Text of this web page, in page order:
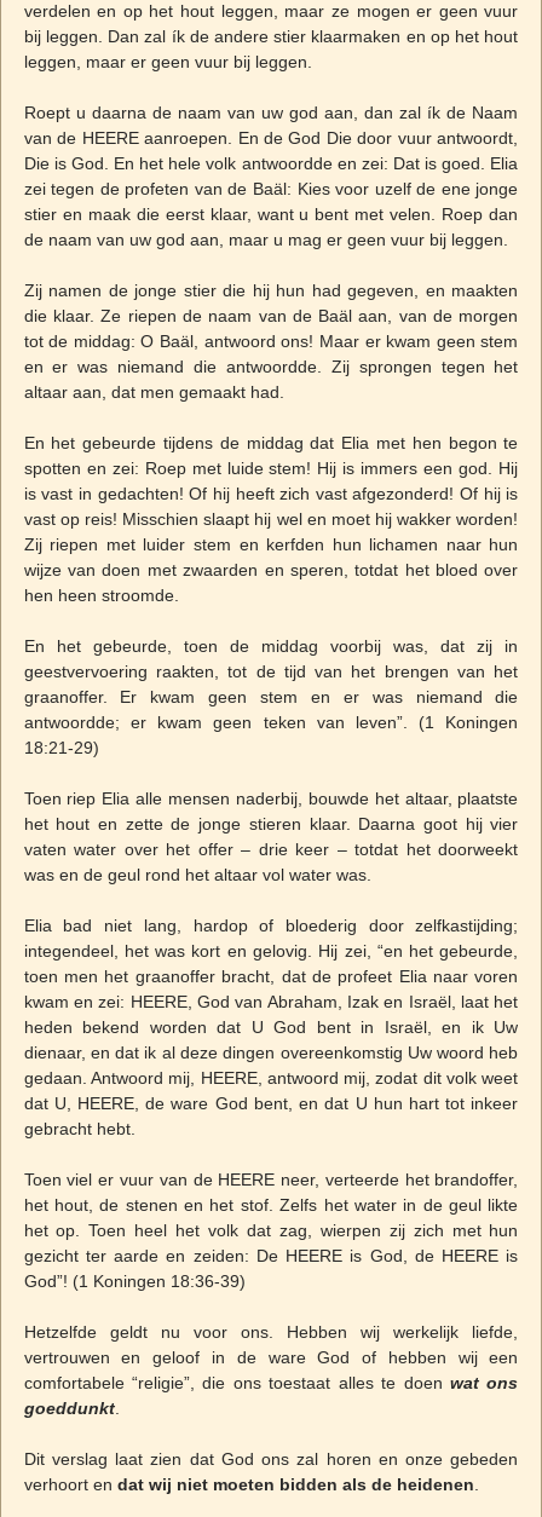
verdelen en op het hout leggen, maar ze mogen er geen vuur
bij leggen. Dan zal ík de andere stier klaarmaken en op het hout
leggen, maar er geen vuur bij leggen.
Roept u daarna de naam van uw god aan, dan zal ík de Naam
van de HEERE aanroepen. En de God Die door vuur antwoordt,
Die is God. En het hele volk antwoordde en zei: Dat is goed. Elia
zei tegen de profeten van de Baäl: Kies voor uzelf de ene jonge
stier en maak die eerst klaar, want u bent met velen. Roep dan
de naam van uw god aan, maar u mag er geen vuur bij leggen.
Zij namen de jonge stier die hij hun had gegeven, en maakten
die klaar. Ze riepen de naam van de Baäl aan, van de morgen
tot de middag: O Baäl, antwoord ons! Maar er kwam geen stem
en er was niemand die antwoordde. Zij sprongen tegen het
altaar aan, dat men gemaakt had.
En het gebeurde tijdens de middag dat Elia met hen begon te
spotten en zei: Roep met luide stem! Hij is immers een god. Hij
is vast in gedachten! Of hij heeft zich vast afgezonderd! Of hij is
vast op reis! Misschien slaapt hij wel en moet hij wakker worden!
Zij riepen met luider stem en kerfden hun lichamen naar hun
wijze van doen met zwaarden en speren, totdat het bloed over
hen heen stroomde.
En het gebeurde, toen de middag voorbij was, dat zij in
geestvervoering raakten, tot de tijd van het brengen van het
graanoffer. Er kwam geen stem en er was niemand die
antwoordde; er kwam geen teken van leven”. (1 Koningen
18:21-29)
Toen riep Elia alle mensen naderbij, bouwde het altaar, plaatste
het hout en zette de jonge stieren klaar. Daarna goot hij vier
vaten water over het offer – drie keer – totdat het doorweekt
was en de geul rond het altaar vol water was.
Elia bad niet lang, hardop of bloederig door zelfkastijding;
integendeel, het was kort en gelovig. Hij zei, “en het gebeurde,
toen men het graanoffer bracht, dat de profeet Elia naar voren
kwam en zei: HEERE, God van Abraham, Izak en Israël, laat het
heden bekend worden dat U God bent in Israël, en ik Uw
dienaar, en dat ik al deze dingen overeenkomstig Uw woord heb
gedaan. Antwoord mij, HEERE, antwoord mij, zodat dit volk weet
dat U, HEERE, de ware God bent, en dat U hun hart tot inkeer
gebracht hebt.
Toen viel er vuur van de HEERE neer, verteerde het brandoffer,
het hout, de stenen en het stof. Zelfs het water in de geul likte
het op. Toen heel het volk dat zag, wierpen zij zich met hun
gezicht ter aarde en zeiden: De HEERE is God, de HEERE is
God”! (1 Koningen 18:36-39)
Hetzelfde geldt nu voor ons. Hebben wij werkelijk liefde,
vertrouwen en geloof in de ware God of hebben wij een
comfortabele “religie”, die ons toestaat alles te doenwat ons
goeddunkt.
Dit verslag laat zien dat God ons zal horen en onze gebeden
verhoort en dat wij niet moeten bidden als de heidenen.